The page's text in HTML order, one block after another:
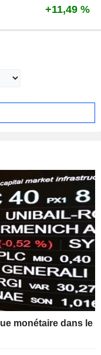
+11,49 %
monétaire dans le